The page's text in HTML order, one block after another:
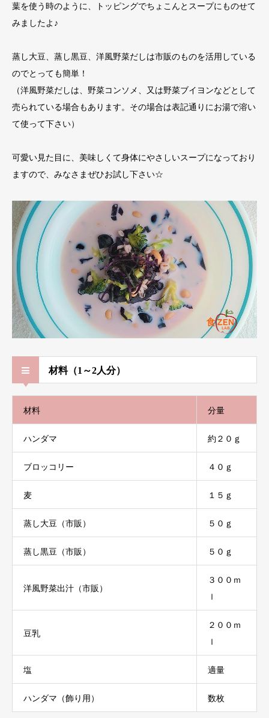
葉を使う時のように、トッピングでちょこんとスープにものせて
みましたよ♪
蒸し大豆、蒸し黒豆、洋風野菜だしは市販のものを活用している
のでとっても簡単！
（洋風野菜だしは、野菜コンソメ、又は野菜ブイヨンなどとして
売られている場合もあります。その場合は表記通りにお湯で溶い
て使って下さい）
可愛い見た目に、美味しくて身体にやさしいスープになっており
ますので、みなさまぜひお試し下さい☆
材料（1～2人分）
材料 分量
ハンダマ 約２０ｇ
ブロッコリー ４０ｇ
麦 １５ｇ
蒸し大豆（市販） ５０ｇ
蒸し黒豆（市販） ５０ｇ
洋風野菜出汁（市販）
３００ｍ
ｌ
豆乳
２００ｍ
ｌ
塩 適量
ハンダマ（飾り用） 数枚